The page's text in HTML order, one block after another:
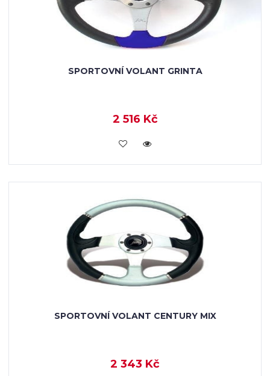
SPORTOVNÍ VOLANT GRINTA
2 516 Kč
KOUPIT
SPORTOVNÍ VOLANT CENTURY MIX
2 343 Kč